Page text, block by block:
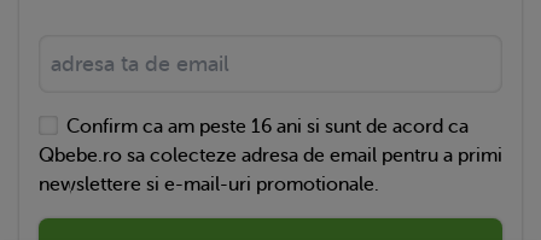
Confirm ca am peste 16 ani si sunt de acord ca
Qbebe.ro sa colecteze adresa de email pentru a primi
newslettere si e-mail-uri promotionale.